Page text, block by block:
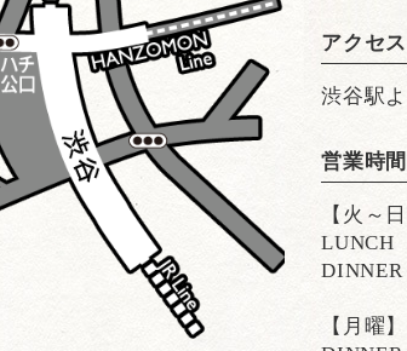
アクセス
渋谷駅
営業時間
【火～
LUNCH
【月曜